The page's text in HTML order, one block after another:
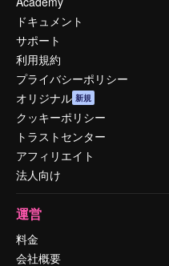
ドキュメント
サポート
利用規約
プライバシーポリシー
オリジナル 新規
クッキーポリシー
トラストセンター
アフィリエイト
法人向け
運営
料金
会社概要